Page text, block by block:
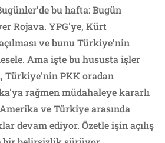
bu hafta: Bugün
Rojava. YPG'ye, Kürt
ve bunu Türkiye’nin
Ama işte bu hususta işler
Türkiye'nin PKK oradan
rağmen müdahaleye kararlı
ve Türkiye arasında
devam ediyor. Özetle işin açılış